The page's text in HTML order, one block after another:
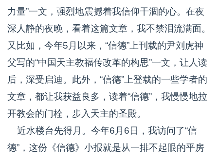
力量”一文，强烈地震撼着我信仰干涸的心。在夜
深人静的夜晚，看着这篇文章，我不禁泪流满面。
又比如，今年5月以来，“信德”上刊载的尹刘虎神
父写的“中国天主教福传改革的构思”一文，让人读
后，深受启迪。此外，“信德”上登载的一些学者的
文章，都让我获益良多，读着“信德”，我慢慢地拉
开教会的门栓，步入天主的圣殿。
近水楼台先得月。今年6月6日，我访问了“信
德”，这份《信德》小报就是从一排不起眼的平房